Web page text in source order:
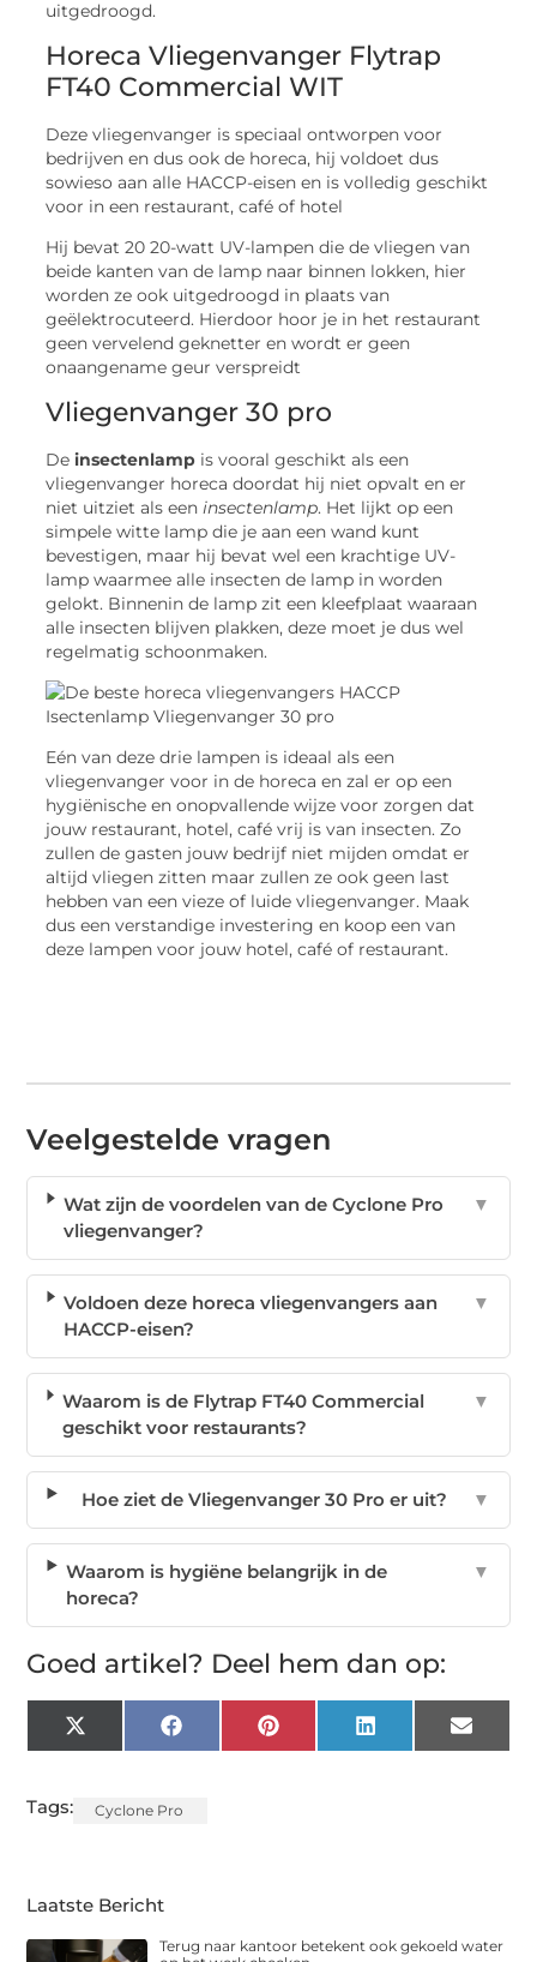
uitgedroogd.
Horeca Vliegenvanger Flytrap
FT40 Commercial WIT
Deze vliegenvanger is speciaal ontworpen voor
bedrijven en dus ook de horeca, hij voldoet dus
sowieso aan alle HACCP-eisen en is volledig geschikt
voor in een restaurant, café of hotel
Hij bevat 20 20-watt UV-lampen die de vliegen van
beide kanten van de lamp naar binnen lokken, hier
worden ze ook uitgedroogd in plaats van
geëlektrocuteerd. Hierdoor hoor je in het restaurant
geen vervelend geknetter en wordt er geen
onaangename geur verspreidt
Vliegenvanger 30 pro
Deinsectenlamp is vooral geschikt als een
vliegenvanger horeca doordat hij niet opvalt en er
niet uitziet als een insectenlamp. Het lijkt op een
simpele witte lamp die je aan een wand kunt
bevestigen, maar hij bevat wel een krachtige UV-
lamp waarmee alle insecten de lamp in worden
gelokt. Binnenin de lamp zit een kleefplaat waaraan
alle insecten blijven plakken, deze moet je dus wel
regelmatig schoonmaken.
Isectenlamp Vliegenvanger 30 pro
Eén van deze drie lampen is ideaal als een
vliegenvanger voor in de horeca en zal er op een
hygiënische en onopvallende wijze voor zorgen dat
jouw restaurant, hotel, café vrij is van insecten. Zo
zullen de gasten jouw bedrijf niet mijden omdat er
altijd vliegen zitten maar zullen ze ook geen last
hebben van een vieze of luide vliegenvanger. Maak
dus een verstandige investering en koop een van
deze lampen voor jouw hotel, café of restaurant.
Veelgestelde vragen
Wat zijn de voordelen van de Cyclone Pro
vliegenvanger?
▼
Voldoen deze horeca vliegenvangers aan
HACCP-eisen?
▼
Waarom is de Flytrap FT40 Commercial
geschikt voor restaurants?
▼
Hoe ziet de Vliegenvanger 30 Pro er uit? ▼
Waarom is hygiëne belangrijk in de
horeca?
▼
Goed artikel? Deel hem dan op:
X
(Twitter)
FacebookPinterest LinkedIn Email
Tags: Cyclone Pro
Laatste Bericht
Terug naar kantoor betekent ook gekoeld water